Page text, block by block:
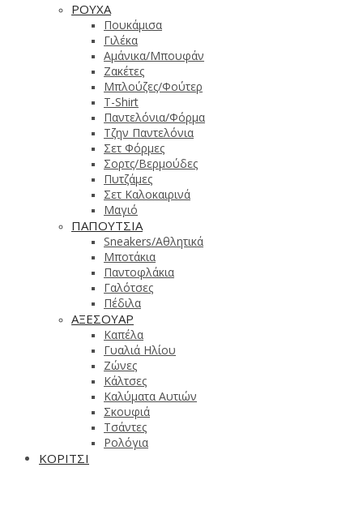
ΡΟΥΧΑ
Πουκάμισα
Γιλέκα
Αμάνικα/Μπουφάν
Ζακέτες
Μπλούζες/Φούτερ
T-Shirt
Παντελόνια/Φόρμα
Τζην Παντελόνια
Σετ Φόρμες
Σορτς/Βερμούδες
Πυτζάμες
Σετ Καλοκαιρινά
Μαγιό
ΠΑΠΟΥΤΣΙΑ
Sneakers/Aθλητικά
Μποτάκια
Παντοφλάκια
Γαλότσες
Πέδιλα
ΑΞΕΣΟΥΑΡ
Καπέλα
Γυαλιά Ηλίου
Ζώνες
Κάλτσες
Καλύματα Αυτιών
Σκουφιά
Τσάντες
Ρολόγια
ΚΟΡΙΤΣΙ